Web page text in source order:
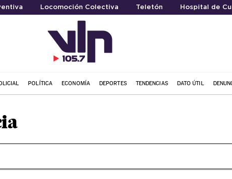
Locomoción Colectiva Teletón Hospital de
POLÍTICA ECONOMÍA DEPORTES TENDENCIAS DATO ÚTIL